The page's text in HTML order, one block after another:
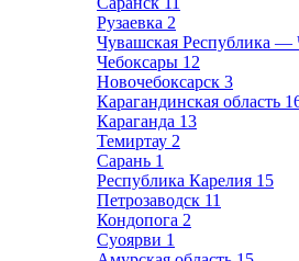
Рузаевка 2
Чувашская Республика —
Чебоксары 12
Новочебоксарск 3
Карагандинская область
Караганда 13
Темиртау 2
Сарань 1
Республика Карелия 15
Петрозаводск 11
Кондопога 2
Суоярви 1